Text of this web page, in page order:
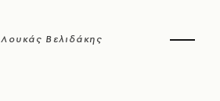
Λουκάς Βελιδάκης